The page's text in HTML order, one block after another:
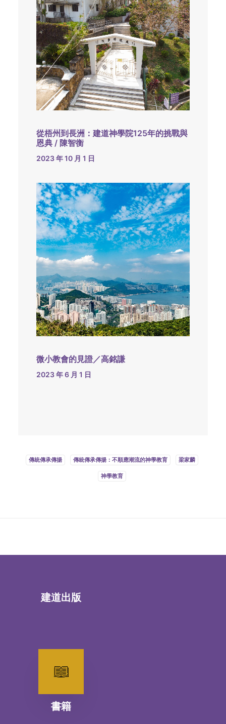
從梧州到長洲：建道神學院125年的挑戰與
恩典 / 陳智衡
2023 年 10 月 1 日
微小教會的見證／高銘謙
2023 年 6 月 1 日
傳統傳承傳揚 傳統傳承傳揚：不順應潮流的神學教育 梁家麟
神學教育
建道出版
書籍